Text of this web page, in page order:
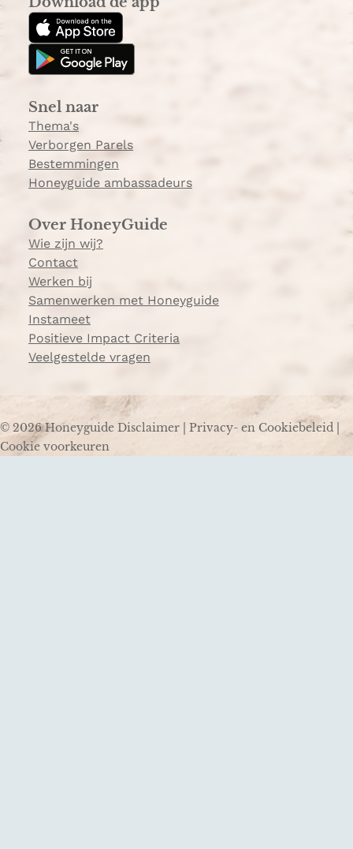
t
a
g
m
T
o
k
Snel naar
Thema's
Verborgen Parels
Bestemmingen
Honeyguide ambassadeurs
Over HoneyGuide
Wie zijn wij?
Contact
Werken bij
Samenwerken met Honeyguide
Instameet
Positieve Impact Criteria
Veelgestelde vragen
© 2026 Honeyguide Disclaimer Privacy- en Cookiebeleid
Cookie voorkeuren